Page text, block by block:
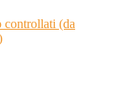
(da